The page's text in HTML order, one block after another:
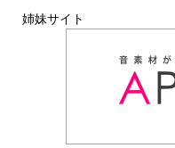
姉妹サイト